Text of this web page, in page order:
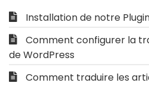
Installation de notre
Comment configurer la
de WordPress
Comment traduire les